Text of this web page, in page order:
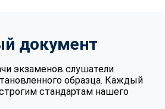
документ
экзаменов слушатели
образца. Каждый
стандартам нашего